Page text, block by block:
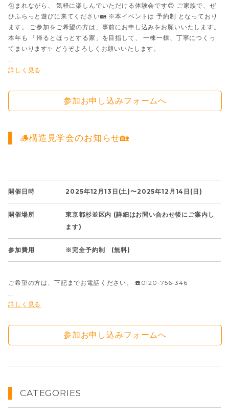
包まれながら、 気軽に楽しんでいただける体験会です😊 ご家族で、ぜ
ひふらっと遊びに来てください🏡 ※本イベントは 予約制 となっており
ます。 ご参加をご希望の方は、事前にお申し込みをお願いいたします。
本年も 「帰るとほっとする家」を目指して、 一棟一棟、丁寧につくっ
てまいります✨ どうぞよろしくお願いいたします。
...
詳しく見る
参加お申し込みフォームへ
🪵構造見学会のお知らせ🏡
開催日時 2025年12月13日(土)〜2025年12月14日(日)
開催場所
東京都杉並区内 (詳細はお問い合わせ後にご案内し
ます)
参加費用 ※完全予約制 (無料)
ご希望の方は、下記までお電話ください。 ☎️0120-756-346
...
詳しく見る
参加お申し込みフォームへ
CATEGORIES